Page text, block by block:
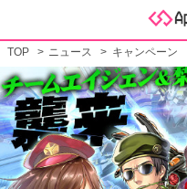
TOP ニュース キャンペーン